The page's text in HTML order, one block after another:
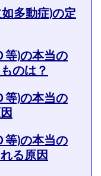
多動症)の定
等)の本当の
のは？
等)の本当の
等)の本当の
る原因